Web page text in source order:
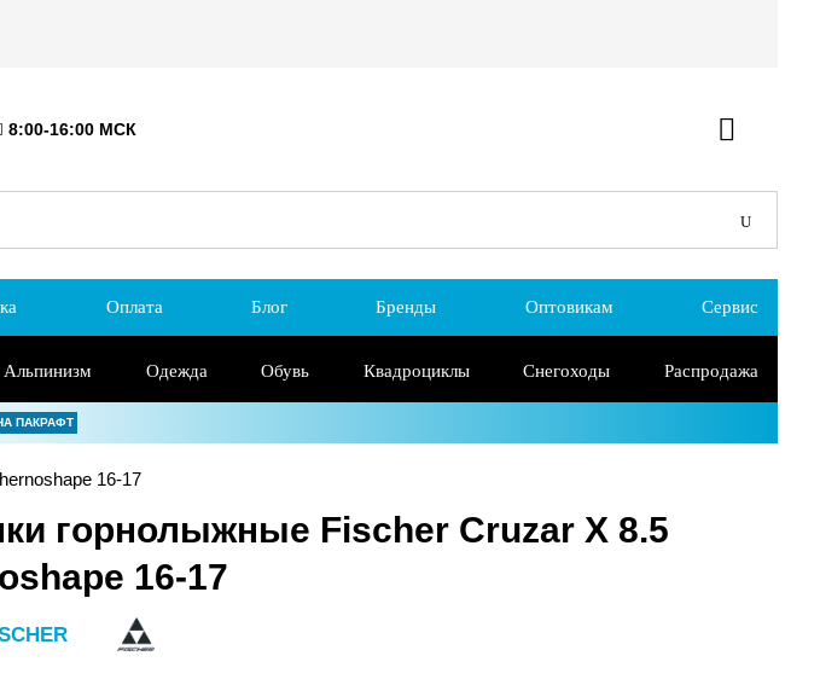
8:00-16:00 МСК
Оплата Блог Бренды Оптовикам Сервис
Альпинизм Одежда Обувь Квадроциклы Снегоходы Распродажа
ПАКРАФТ
16-17
горнолыжные Fischer Cruzar X 8.5
16-17